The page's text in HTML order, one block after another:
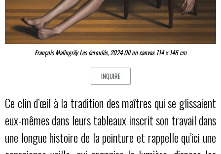
François Malingrëy Les écroulés, 2024 Oil on canvas 114 x 146 cm
INQUIRE
Ce clin d’œil à la tradition des maîtres qui se glissaient
eux-mêmes dans leurs tableaux inscrit son travail dans
une longue histoire de la peinture et rappelle qu’ici une